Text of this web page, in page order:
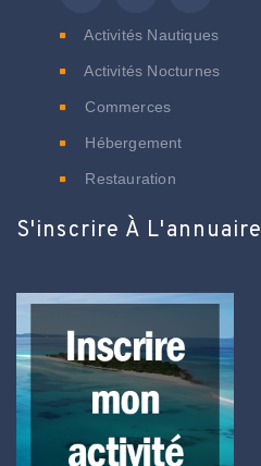
Activités Nautiques
Activités Nocturnes
Commerces
Hébergement
Restauration
S'inscrire À L'annuaire